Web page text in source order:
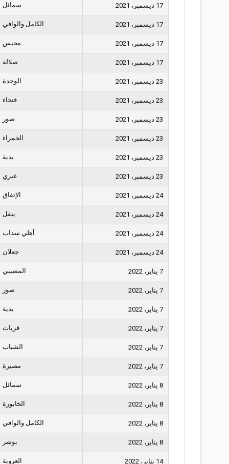
17 ديسمبر، 2021 سمائل
17 ديسمبر، 2021 الكامل والوافي
17 ديسمبر، 2021 مجيس
17 ديسمبر، 2021 صلالة
23 ديسمبر، 2021 الوحدة
23 ديسمبر، 2021 فنجاء
23 ديسمبر، 2021 صور
23 ديسمبر، 2021 الحمراء
23 ديسمبر، 2021 بدية
23 ديسمبر، 2021 عبري
24 ديسمبر، 2021 الإتفاق
24 ديسمبر، 2021 ينقل
24 ديسمبر، 2021 أهلي سداب
24 ديسمبر، 2021 جعلان
7 يناير، 2022 المضيبي
7 يناير، 2022 صور
7 يناير، 2022 بدية
7 يناير، 2022 قريات
7 يناير، 2022 الشباب
7 يناير، 2022 مصيرة
8 يناير، 2022 سمائل
8 يناير، 2022 الخابورة
8 يناير، 2022 الكامل والوافي
8 يناير، 2022 بوشر
14 يناير، 2022 العروبة